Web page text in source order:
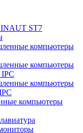
ST7
компьютеры
компьютеры
компьютеры
компьютеры